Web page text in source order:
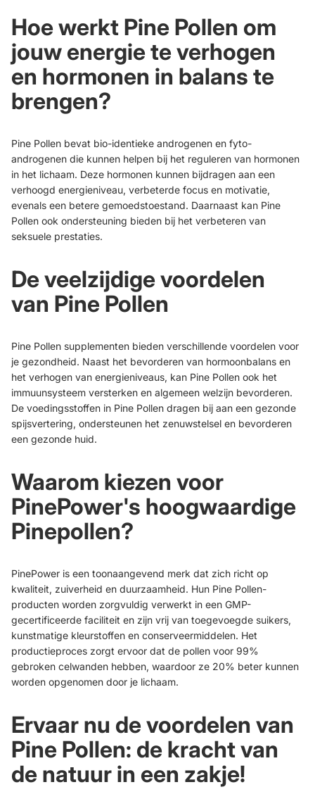
Hoe werkt Pine Pollen om
jouw energie te verhogen
en hormonen in balans te
brengen?
Pine Pollen bevat bio-identieke androgenen en fyto-
androgenen die kunnen helpen bij het reguleren van hormonen
in het lichaam. Deze hormonen kunnen bijdragen aan een
verhoogd energieniveau, verbeterde focus en motivatie,
evenals een betere gemoedstoestand. Daarnaast kan Pine
Pollen ook ondersteuning bieden bij het verbeteren van
seksuele prestaties.
De veelzijdige voordelen
van Pine Pollen
Pine Pollen supplementen bieden verschillende voordelen voor
je gezondheid. Naast het bevorderen van hormoonbalans en
het verhogen van energieniveaus, kan Pine Pollen ook het
immuunsysteem versterken en algemeen welzijn bevorderen.
De voedingsstoffen in Pine Pollen dragen bij aan een gezonde
spijsvertering, ondersteunen het zenuwstelsel en bevorderen
een gezonde huid.
Waarom kiezen voor
PinePower's hoogwaardige
Pinepollen?
PinePower is een toonaangevend merk dat zich richt op
kwaliteit, zuiverheid en duurzaamheid. Hun Pine Pollen-
producten worden zorgvuldig verwerkt in een GMP-
gecertificeerde faciliteit en zijn vrij van toegevoegde suikers,
kunstmatige kleurstoffen en conserveermiddelen. Het
productieproces zorgt ervoor dat de pollen voor 99%
gebroken celwanden hebben, waardoor ze 20% beter kunnen
worden opgenomen door je lichaam.
Ervaar nu de voordelen van
Pine Pollen: de kracht van
de natuur in een zakje!